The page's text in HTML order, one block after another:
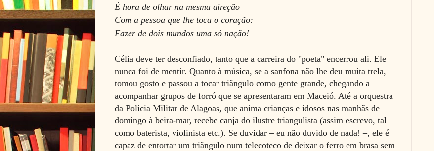
É hora de olhar na mesma direção
Com a pessoa que lhe toca o coração:
Fazer de dois mundos uma só nação!
Célia deve ter desconfiado, tanto que a carreira do "poeta" encerrou ali. Ele
nunca foi de mentir. Quanto à música, se a sanfona não lhe deu muita trela,
tomou gosto e passou a tocar triângulo como gente grande, chegando a
acompanhar grupos de forró que se apresentaram em Maceió. Até a orquestra
da Polícia Militar de Alagoas, que anima crianças e idosos nas manhãs de
domingo à beira-mar, recebe canja do ilustre triangulista (assim escrevo, tal
como baterista, violinista etc.). Se duvidar – eu não duvido de nada! –, ele é
capaz de entortar um triângulo num telecoteco de deixar o ferro em brasa sem